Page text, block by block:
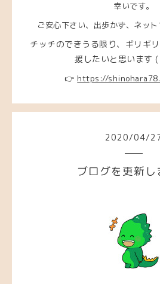
幸いです。
ご安心下さい、出歩かず、ネット
チッチのできうる限り、ギリギ
援したいと思います (
👉 https://
2020/04/
ブログを更新し